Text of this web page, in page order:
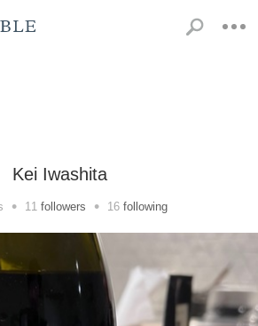
Kei Iwashita
• 11 followers • 16 following